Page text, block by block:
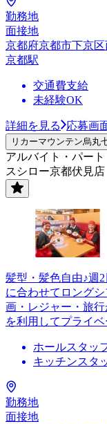
勤務地
面接地
京都府京都市下京
京都駅
交通費支給
未経験OK
詳細を見る 応募画
リカーマウンテン烏丸
アルバイト・パート
スシロー京都伏見
髪型・髪色自由♪週
に合わせてロング
画・レジャー・旅
を利用してプライ
ホールスタッ
キッチンスタ
勤務地
面接地